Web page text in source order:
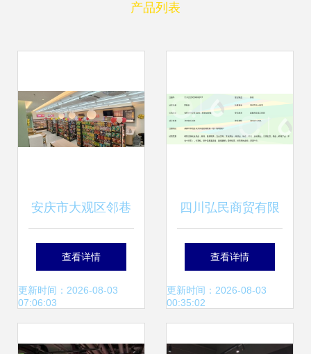
产品列表
安庆市大观区邻巷
日用百货 小巷深处
的生活智慧
查看详情
更新时间：2026-08-03
07:06:03
四川弘民商贸有限
责任公司 深耕日用
百货销售，赋能美
查看详情
更新时间：2026-08-03
00:35:02